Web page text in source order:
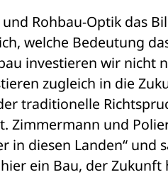
Rohbau-Optik das
welche Bedeutung
investieren wir nicht
zugleich in die
traditionelle
Zimmermann und
in diesen Landen“ und
ein Bau, der Zukunft